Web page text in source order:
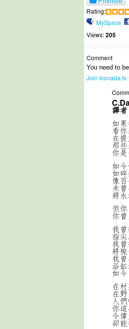
Rating:
MySpace
Views:205
Comment
You need to
Join Iconada.tv
譯
如
看
在
那
你
如
如
像
未
將
但
你
我
指尖
我
將
我
浴
如今
在村
在
人
你
令
卻